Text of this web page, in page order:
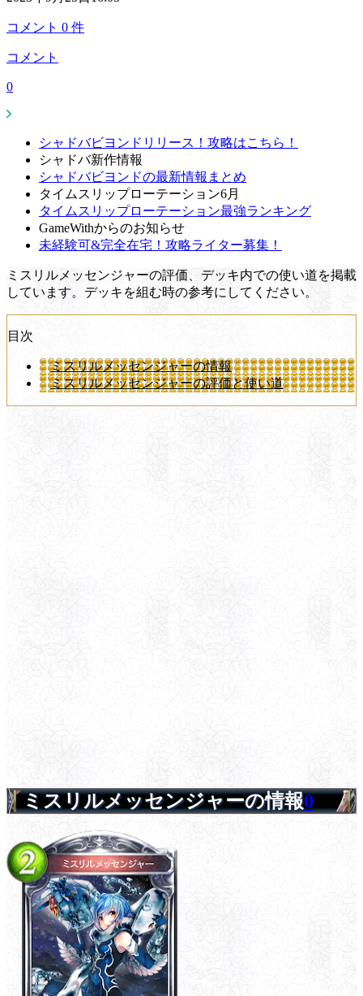
コメント 0 件
コメント
0
シャドバビヨンドリリース！攻略はこちら！
シャドバ新作情報
シャドバビヨンドの最新情報まとめ
タイムスリップローテーション6月
タイムスリップローテーション最強ランキング
GameWithからのお知らせ
未経験可&完全在宅！攻略ライター募集！
ミスリルメッセンジャーの評価、デッキ内での使い道を掲載
しています。デッキを組む時の参考にしてください。
目次
ミスリルメッセンジャーの情報
ミスリルメッセンジャーの評価と使い道
ミスリルメッセンジャーの情報0